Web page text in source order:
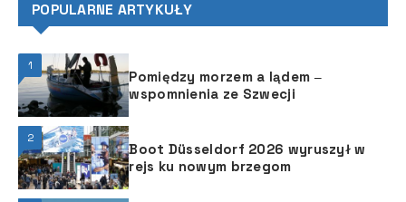
POPULARNE ARTYKUŁY
1
Pomiędzy morzem a lądem ‒
wspomnienia ze Szwecji
2
Boot Düsseldorf 2026 wyruszył w
rejs ku nowym brzegom